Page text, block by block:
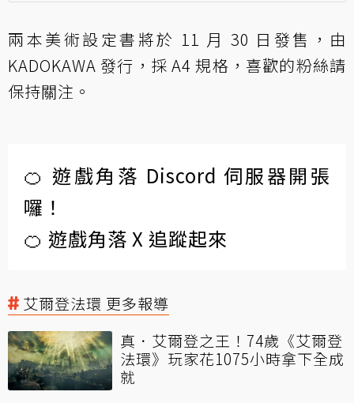
兩本美術設定書將於 11 月 30 日發售，由
KADOKAWA 發行，採 A4 規格，喜歡的粉絲請
保持關注。
🍊 遊戲角落 Discord 伺服器開張
囉！
🍊 遊戲角落 X 追蹤起來
艾爾登法環 更多報導
真．艾爾登之王！74歲《艾爾登
法環》玩家花1075小時拿下全成
就